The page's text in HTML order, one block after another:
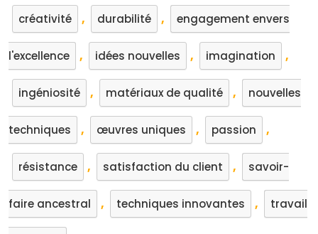
créativité , durabilité , engagement envers
l'excellence , idées nouvelles , imagination ,
ingéniosité , matériaux de qualité , nouvelles
techniques , œuvres uniques , passion ,
résistance , satisfaction du client , savoir-
faire ancestral , techniques innovantes , travail